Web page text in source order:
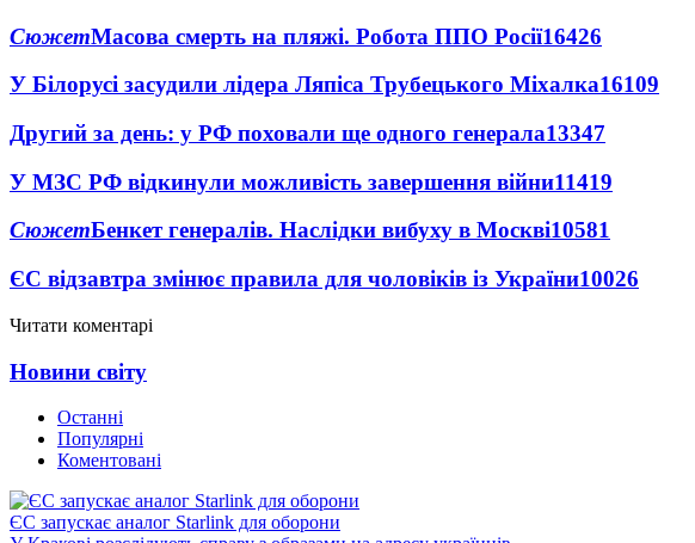
СюжетМасова смерть на пляжі. Робота ППО Росії16426
У Білорусі засудили лідера Ляпіса Трубецького Міхалка16109
Другий за день: у РФ поховали ще одного генерала13347
У МЗС РФ відкинули можливість завершення війни11419
СюжетБенкет генералів. Наслідки вибуху в Москві10581
ЄС відзавтра змінює правила для чоловіків із України10026
Читати коментарі
Новини світу
Останні
Популярні
Коментовані
ЄС запускає аналог Starlink для оборони